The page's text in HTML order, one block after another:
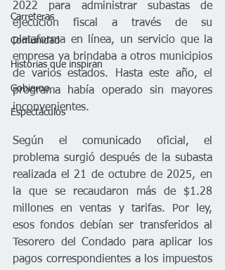
Carreteras
Comunidad
Historias que inspiran
Gobierno
Espectáculos
2022 para administrar subastas de
ejecución fiscal a través de su
plataforma en línea, un servicio que la
empresa ya brindaba a otros municipios
de varios estados. Hasta este año, el
programa había operado sin mayores
inconvenientes.
Según el comunicado oficial, el
problema surgió después de la subasta
realizada el 21 de octubre de 2025, en
la que se recaudaron más de $1.28
millones en ventas y tarifas. Por ley,
esos fondos debían ser transferidos al
Tesorero del Condado para aplicar los
pagos correspondientes a los impuestos